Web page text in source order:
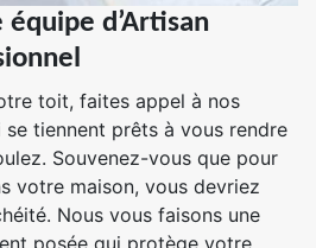
d’Artisan
toit, faites appel à nos
tiennent prêts à vous rendre
Souvenez-vous que pour
votre maison, vous devriez
Nous vous faisons une
posée qui protège votre